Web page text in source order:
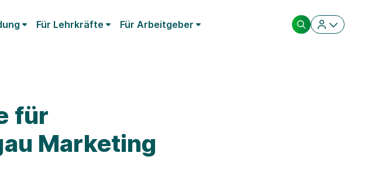
Für Lehrkräfte Für Arbeitgeber
für
Marketing